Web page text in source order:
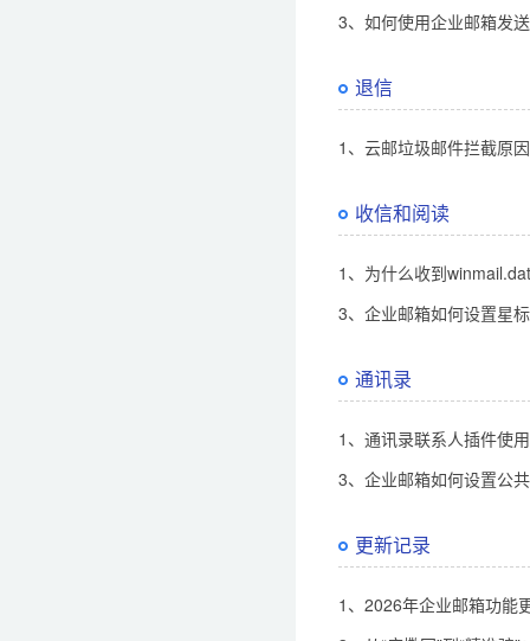
3、如何使用企业邮箱发
退信
1、云邮垃圾邮件拦截原
收信和阅读
1、为什么收到
3、企业邮箱如何设置星
通讯录
1、通讯录联系人插件使
3、企业邮箱如何设置公
更新记录
1、2026年企业邮箱功能